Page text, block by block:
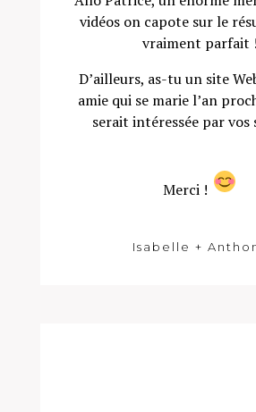
vidéos on capote sur le
vraiment parfait !
D’ailleurs, as-tu un site
amie qui se marie l’an
serait intéressée par vos
Merci !
Isabelle +